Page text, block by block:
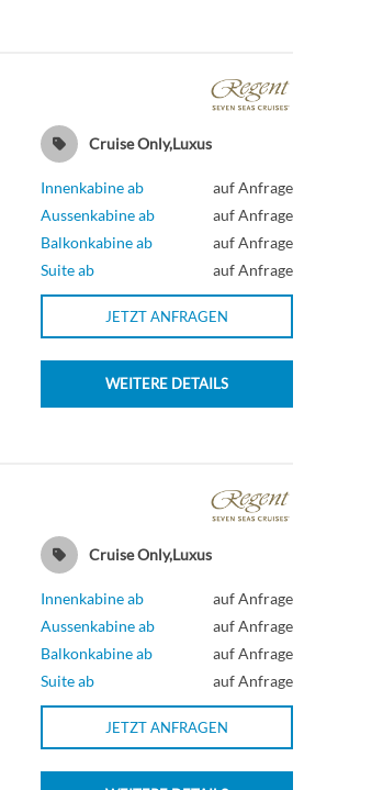
Cruise Only,Luxus
Innenkabine ab
auf Anfrage
Aussenkabine ab
auf Anfrage
Balkonkabine ab
auf Anfrage
Suite ab
auf Anfrage
JETZT ANFRAGEN
WEITERE DETAILS
Cruise Only,Luxus
Innenkabine ab
auf Anfrage
Aussenkabine ab
auf Anfrage
Balkonkabine ab
auf Anfrage
Suite ab
auf Anfrage
JETZT ANFRAGEN